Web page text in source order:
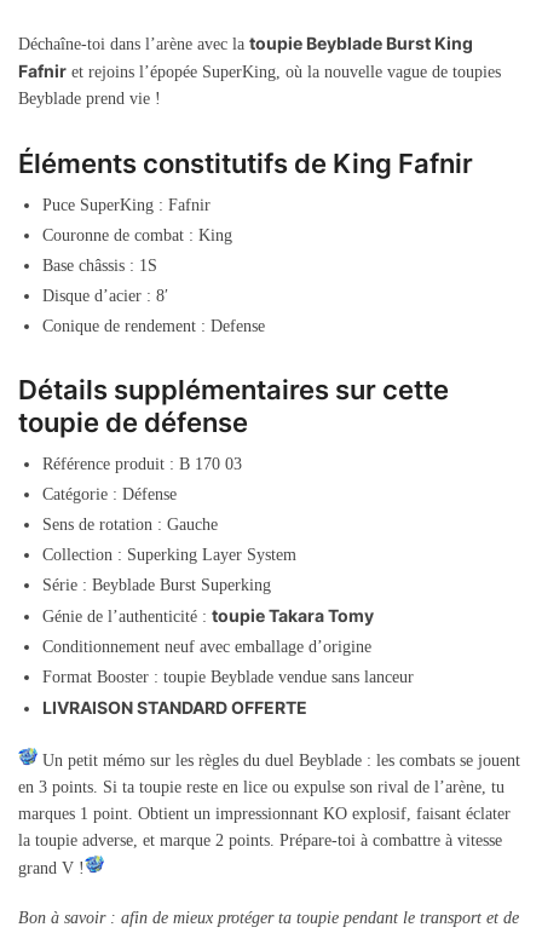
Déchaîne-toi dans l’arène avec la toupie Beyblade Burst King
Fafnir et rejoins l’épopée SuperKing, où la nouvelle vague de toupies
Beyblade prend vie !
Éléments constitutifs de King Fafnir
Puce SuperKing : Fafnir
Couronne de combat : King
Base châssis : 1S
Disque d’acier : 8′
Conique de rendement : Defense
Détails supplémentaires sur cette
toupie de défense
Référence produit : B 170 03
Catégorie : Défense
Sens de rotation : Gauche
Collection : Superking Layer System
Série : Beyblade Burst Superking
Génie de l’authenticité : toupie Takara Tomy
Conditionnement neuf avec emballage d’origine
Format Booster : toupie Beyblade vendue sans lanceur
LIVRAISON STANDARD OFFERTE
Un petit mémo sur les règles du duel Beyblade : les combats se jouent
en 3 points. Si ta toupie reste en lice ou expulse son rival de l’arène, tu
marques 1 point. Obtient un impressionnant KO explosif, faisant éclater
la toupie adverse, et marque 2 points. Prépare-toi à combattre à vitesse
grand V !
Bon à savoir : afin de mieux protéger ta toupie pendant le transport et de